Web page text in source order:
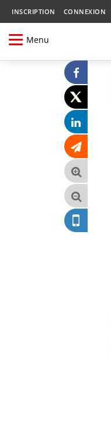
INSCRIPTION CONNEXION
Menu